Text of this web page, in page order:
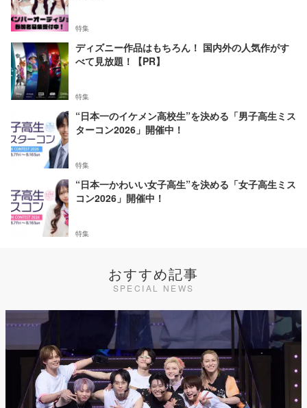
特集
ディズニー作品はもちろん！ 国内外の人気作がす
べて見放題！【PR】
特集
“日本一のイケメン高校生”を決める「男子高生ミス
ターコン2026」開催中！
特集
“日本一かわいい女子高生”を決める「女子高生ミス
コン2026」開催中！
特集
おすすめ記事
SPECIAL NEWS